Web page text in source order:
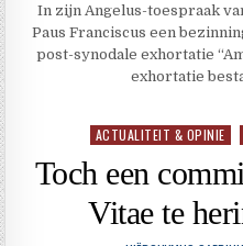
In zijn Angelus-toespraak
Paus Franciscus een
post-synodale exhortatie
exhortatie
Geplaatst
ACTUALITEIT & OPINIE
Toch een
Vitae te